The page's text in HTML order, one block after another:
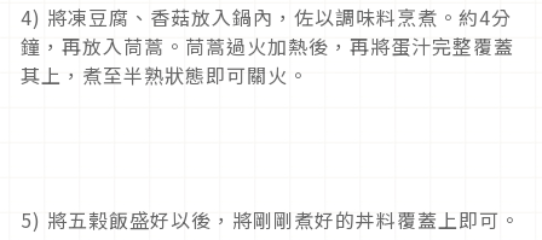
4) 將凍豆腐、香菇放入鍋內，佐以調味料烹煮。約4分
鐘，再放入茼蒿。茼蒿過火加熱後，再將蛋汁完整覆蓋
其上，煮至半熟狀態即可關火。
5) 將五榖飯盛好以後，將剛剛煮好的丼料覆蓋上即可。